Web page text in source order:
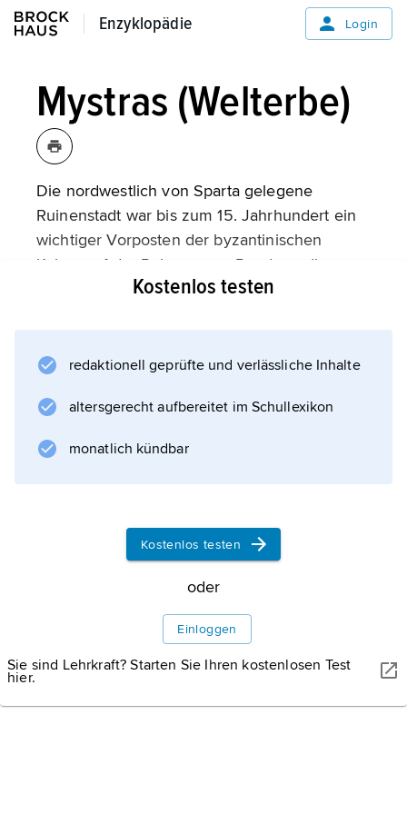
Enzyklopädie
Enzyklopädie Login
Mystras (Welterbe)
Die nordwestlich von Sparta gelegene
Ruinenstadt war bis zum 15. Jahrhundert ein
wichtiger Vorposten der byzantinischen
Kaiser auf der Peloponnes. Rund um die
Festung entstand ab dem 13. Jahrhundert mit
Vom Glanz
byzantinischer
Informationen zum Artikel
Kostenlos testen
redaktionell geprüfte und verlässliche Inhalte
altersgerecht aufbereitet im Schullexikon
monatlich kündbar
Kostenlos testen
oder
Einloggen
Sie sind Lehrkraft? Starten Sie Ihren kostenlosen Test
hier.